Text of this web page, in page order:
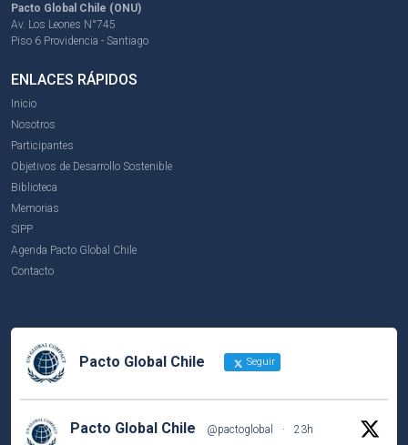
Pacto Global Chile (ONU)
Av. Los Leones N°745
Piso 6 Providencia - Santiago
ENLACES RÁPIDOS
Inicio
Nosotros
Participantes
Objetivos de Desarrollo Sostenible
Biblioteca
Memorias
SIPP
Agenda Pacto Global Chile
Contacto
Pacto Global Chile Seguir
Pacto Global Chile @pactoglobal · 23h